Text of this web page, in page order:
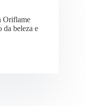
Oriflame
da beleza e